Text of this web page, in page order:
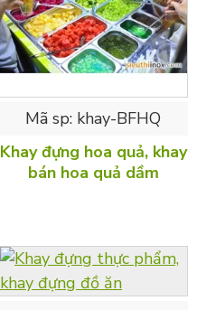
Mã sp: khay-BFHQ
Khay đựng hoa quả, khay
bán hoa quả dầm